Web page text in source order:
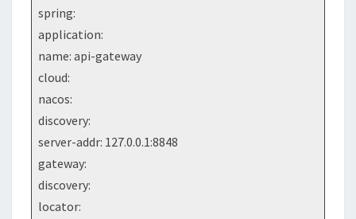
spring:
application:
name: api-gateway
cloud:
nacos:
discovery:
server-addr: 127.0.0.1:8848
gateway:
discovery:
locator: